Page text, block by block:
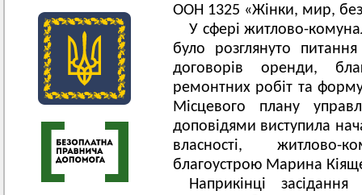
ООН 1325 «Жінки, мир,
У сфері житлово-
було розглянуто
договорів оренди,
ремонтних робіт та
Місцевого плану
доповідями виступила
власності, житлово-
благоустрою Марина
Наприкінці